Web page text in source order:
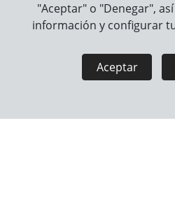
PESCADO Y PAVO TRUE
PARA PERROS DE RAZAS
"Aceptar" o "Denegar",
información y configurar
Aceptar